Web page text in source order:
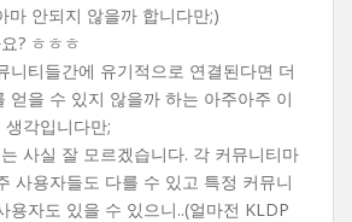
마 안되지 않을까 합니다만;)
? ㅎㅎㅎ
니티들간에 유기적으로 연결된다면 더
얻을 수 있지 않을까 하는 아주아주 이
각입니다만;
사실 잘 모르겠습니다. 각 커뮤니티마
사용자들도 다를 수 있고 특정 커뮤니
용자도 있을 수 있으니..(얼마전 KLDP